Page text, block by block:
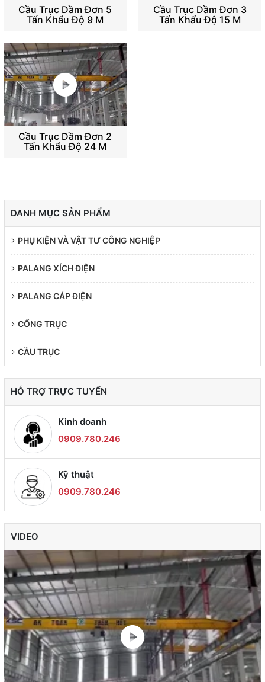
Cầu Trục Dầm Đơn 5
Tấn Khẩu Độ 9 M
Cầu Trục Dầm Đơn 3
Tấn Khẩu Độ 15 M
Cầu Trục Dầm Đơn 2
Tấn Khẩu Độ 24 M
DANH MỤC SẢN PHẨM
PHỤ KIỆN VÀ VẬT TƯ CÔNG NGHIỆP
PALANG XÍCH ĐIỆN
PALANG CÁP ĐIỆN
CỔNG TRỤC
CẦU TRỤC
HỖ TRỢ TRỰC TUYẾN
Kinh doanh
0909.780.246
Kỹ thuật
0909.780.246
VIDEO